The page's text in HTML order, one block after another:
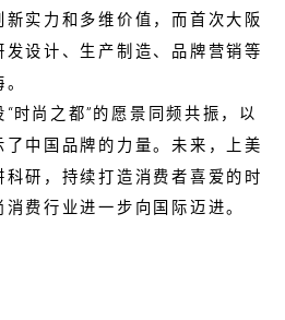
新实力和多维价值，而首次大阪
设计、生产制造、品牌营销等
时尚之都”的愿景同频共振，以
中国品牌的力量。未来，上美
研，持续打造消费者喜爱的时
费行业进一步向国际迈进。